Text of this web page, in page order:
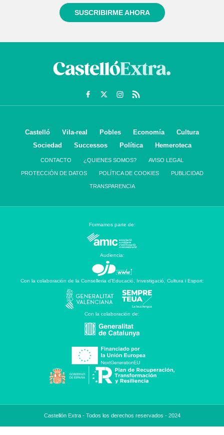
SUSCRIBIRME AHORA
Castelló Vila-real Pobles Economía
Cultura
Sociedad
Successos Política Hemeroteca
CONTACTO ¿QUIENES SOMOS? AVISO LEGAL
PROTECCIÓN DE DATOS POLÍTICA DE COOKIES PUBLICIDAD
TRANSPARENCIA
Formamos parte de:
Audiencia:
Con la colaboración de la Conselleria d’Educació, Investigació, Cultura i Esport:
Con la colaboración de:
Castellón Extra - Todos los derechos reservados - 2024